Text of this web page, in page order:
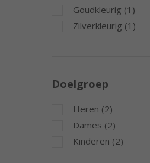
Goudkleurig (1)
Zilverkleurig (1)
Doelgroep
Heren (2)
Dames (2)
Kinderen (2)